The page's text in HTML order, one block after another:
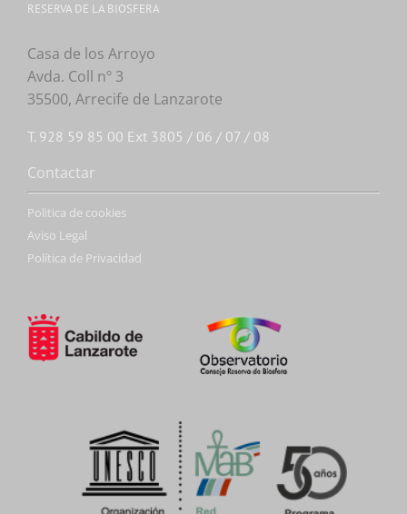
RESERVA DE LA BIOSFERA
Casa de los Arroyo
Avda. Coll nº 3
35500, Arrecife de Lanzarote
T. 928 59 85 00 Ext 3805 / 06 / 07 / 08
Contactar
Politica de cookies
Aviso Legal
Política de Privacidad